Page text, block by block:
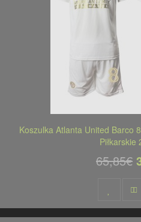
Koszulka Atlanta United Barco
Piłkarskie
65,85€